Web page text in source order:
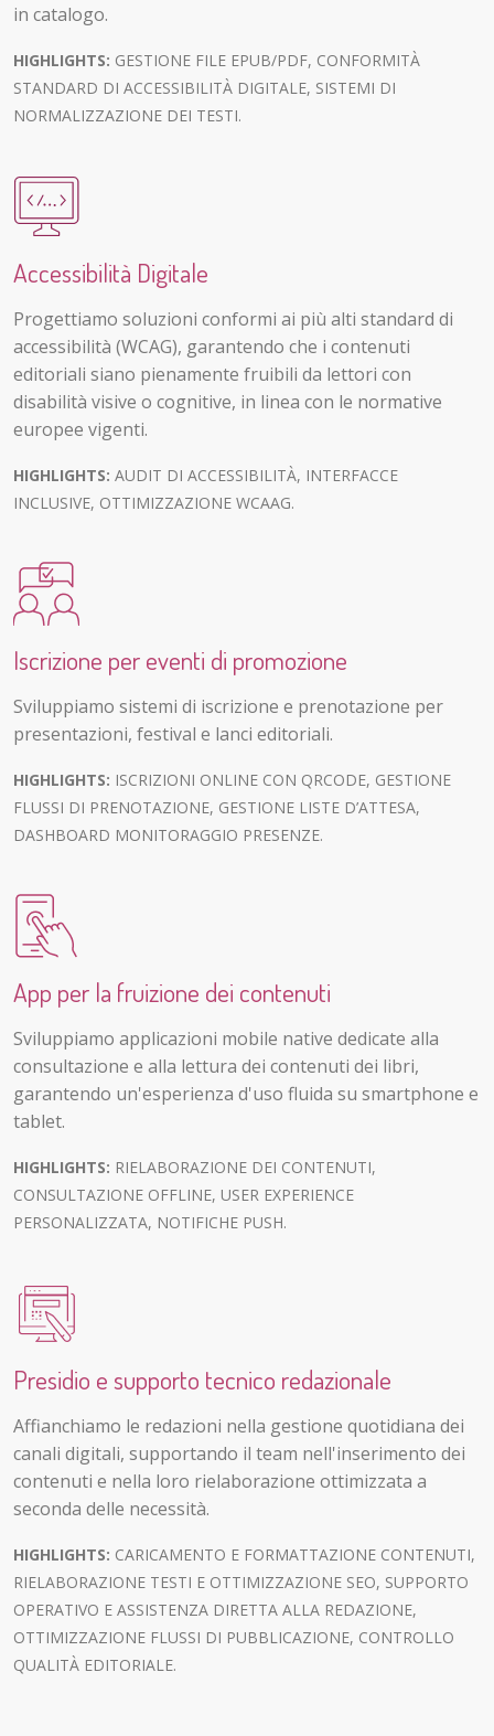
in catalogo.
HIGHLIGHTS: GESTIONE FILE EPUB/PDF, CONFORMITÀ
STANDARD DI ACCESSIBILITÀ DIGITALE, SISTEMI DI
NORMALIZZAZIONE DEI TESTI.
Accessibilità Digitale
Progettiamo soluzioni conformi ai più alti standard di
accessibilità (WCAG), garantendo che i contenuti
editoriali siano pienamente fruibili da lettori con
disabilità visive o cognitive, in linea con le normative
europee vigenti.
HIGHLIGHTS: AUDIT DI ACCESSIBILITÀ, INTERFACCE
INCLUSIVE, OTTIMIZZAZIONE WCAAG.
Iscrizione per eventi di promozione
Sviluppiamo sistemi di iscrizione e prenotazione per
presentazioni, festival e lanci editoriali.
HIGHLIGHTS: ISCRIZIONI ONLINE CON QRCODE, GESTIONE
FLUSSI DI PRENOTAZIONE, GESTIONE LISTE D’ATTESA,
DASHBOARD MONITORAGGIO PRESENZE.
App per la fruizione dei contenuti
Sviluppiamo applicazioni mobile native dedicate alla
consultazione e alla lettura dei contenuti dei libri,
garantendo un'esperienza d'uso fluida su smartphone e
tablet.
HIGHLIGHTS: RIELABORAZIONE DEI CONTENUTI,
CONSULTAZIONE OFFLINE, USER EXPERIENCE
PERSONALIZZATA, NOTIFICHE PUSH.
Presidio e supporto tecnico redazionale
Affianchiamo le redazioni nella gestione quotidiana dei
canali digitali, supportando il team nell'inserimento dei
contenuti e nella loro rielaborazione ottimizzata a
seconda delle necessità.
HIGHLIGHTS: CARICAMENTO E FORMATTAZIONE CONTENUTI,
RIELABORAZIONE TESTI E OTTIMIZZAZIONE SEO, SUPPORTO
OPERATIVO E ASSISTENZA DIRETTA ALLA REDAZIONE,
OTTIMIZZAZIONE FLUSSI DI PUBBLICAZIONE, CONTROLLO
QUALITÀ EDITORIALE.